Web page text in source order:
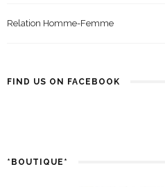
Relation Homme-Femme
FIND US ON FACEBOOK
*BOUTIQUE*